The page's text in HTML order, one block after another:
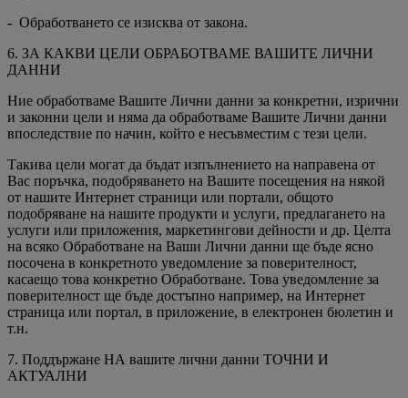
- Обработването се изисква от закона.
6. ЗА КАКВИ ЦЕЛИ ОБРАБОТВАМЕ ВАШИТЕ ЛИЧНИ
ДАННИ
Ние обработваме Вашите Лични данни за конкретни, изрични
и законни цели и няма да обработваме Вашите Лични данни
впоследствие по начин, който е несъвместим с тези цели.
Такива цели могат да бъдат изпълнението на направена от
Вас поръчка, подобряването на Вашите посещения на някой
от нашите Интернет страници или портали, общото
подобряване на нашите продукти и услуги, предлагането на
услуги или приложения, маркетингови дейности и др. Целта
на всяко Обработване на Ваши Лични данни ще бъде ясно
посочена в конкретното уведомление за поверителност,
касаещо това конкретно Обработване. Това уведомление за
поверителност ще бъде достъпно например, на Интернет
страница или портал, в приложение, в електронен бюлетин и
т.н.
7. Поддържане НА вашите лични данни ТОЧНИ И
АКТУАЛНИ